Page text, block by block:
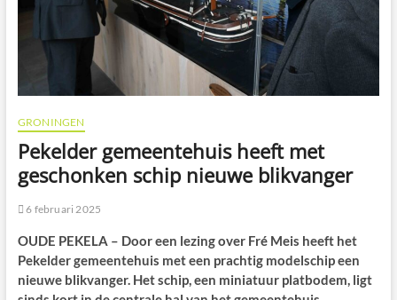
GRONINGEN
Pekelder gemeentehuis heeft met
geschonken schip nieuwe blikvanger
6 februari 2025
OUDE PEKELA – Door een lezing over Fré Meis heeft het
Pekelder gemeentehuis met een prachtig modelschip een
nieuwe blikvanger. Het schip, een miniatuur platbodem, ligt